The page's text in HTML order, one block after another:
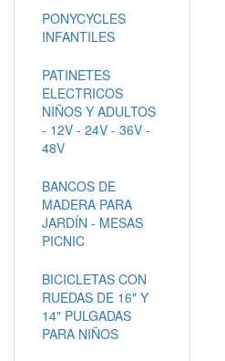
PONYCYCLES
INFANTILES
PATINETES
ELECTRICOS
NIÑOS Y ADULTOS
- 12V - 24V - 36V -
48V
BANCOS DE
MADERA PARA
JARDÍN - MESAS
PICNIC
BICICLETAS CON
RUEDAS DE 16" Y
14" PULGADAS
PARA NIÑOS